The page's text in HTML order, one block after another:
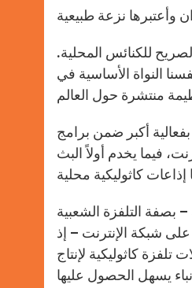
للكنائس المحلية.
النواة الأساسية في
أكبر ضمن برامج
فيما يخدم أولاً البث
– بصفة التلفزة الشعبية
شبكة الإنترنت – إذ
كاثوليكية لإنتاج